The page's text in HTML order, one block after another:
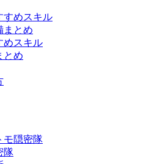
すめスキル
まとめ
めスキル
とめ
モ隠密隊
隊